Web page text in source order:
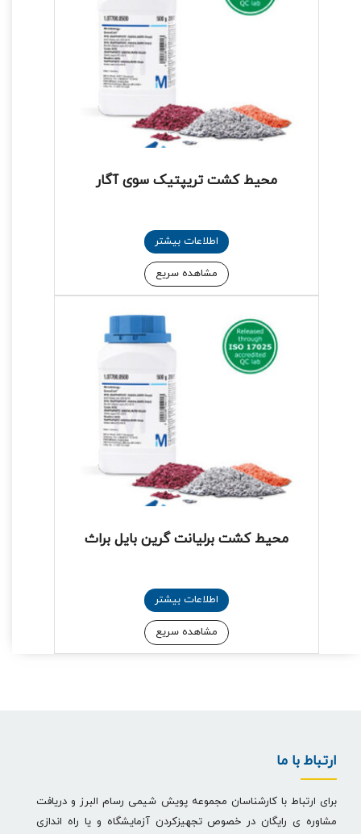
محیط کشت تریپتیک سوی آگار
اطلاعات بیشتر
مشاهده سریع
محیط کشت برلیانت گرین بایل براث
اطلاعات بیشتر
مشاهده سریع
ارتباط با ما
برای ارتباط با کارشناسان مجموعه پویش شیمی رسام البرز و دریافت
مشاوره ی رایگان در خصوص تجهیزکردن آزمایشگاه و یا راه اندازی